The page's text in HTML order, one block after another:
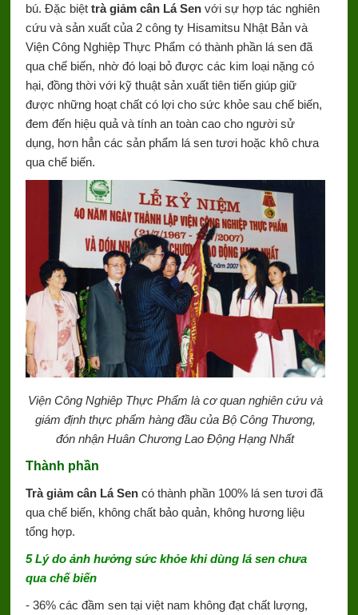
bú. Đặc biệt trà giảm cân Lá Sen với sự hợp tác nghiên
cứu và sản xuất của 2 công ty Hisamitsu Nhật Bản và
Viện Công Nghiệp Thực Phẩm có thành phần lá sen đã
qua chế biến, nhờ đó loại bỏ được các kim loại nặng có
hại, đồng thời với kỹ thuật sản xuất tiên tiến giúp giữ
được những hoạt chất có lợi cho sức khỏe sau chế biến,
đem đến hiệu quả và tính an toàn cao cho người sử
dụng, hơn hẳn các sản phẩm lá sen tươi hoặc khô chưa
qua chế biến.
Viện Công Nghiêp Thực Phẩm là cơ quan nghiên cứu và
giám định thực phẩm hàng đầu của Bộ Công Thương,
đón nhận Huân Chương Lao Động Hạng Nhất
Thành phần
Trà giảm cân Lá Sen có thành phần 100% lá sen tươi đã
qua chế biến, không chất bảo quản, không hương liệu
tổng hợp.
5 Lý do ảnh hưởng sức khỏe khi dùng lá sen chưa
qua chế biến
- 36% các đầm sen tại việt nam không đạt chất lượng,